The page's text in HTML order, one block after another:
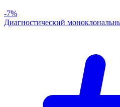
-7%
Диагностический